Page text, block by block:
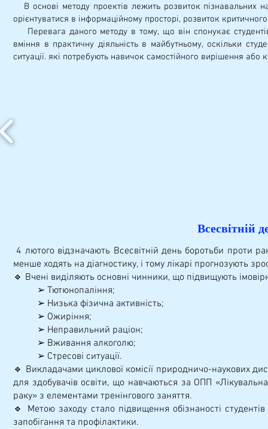
В основі методу проектів лежить розвиток пізнавальних
орієнтуватися в інформаційному просторі, розвиток
Перевага даного методу в тому, що він спонукає
вміння в практичну діяльність в майбутньому, оскільки
ситуації. які потребують навичок самостійного вирішення або
Всесвітній
4 лютого відзначають Всесвітній день боротьби проти
менше ходять на діагностику, і тому лікарі прогнозують
🔹 Вчені виділяють основні чинники, що підвищують
➢ Тютюнопаління;
➢ Низька фізична активність;
➢ Ожиріння;
➢ Неправильний раціон;
➢ Вживання алкоголю;
➢ Стресові ситуації.
🔹 Викладачами циклової комісії природничо-наукових
для здобувачів освіти, що навчаються за ОПП
раку» з елементами тренінгового заняття.
🔹 Метою заходу стало підвищення обізнаності
запобігання та профілактики.